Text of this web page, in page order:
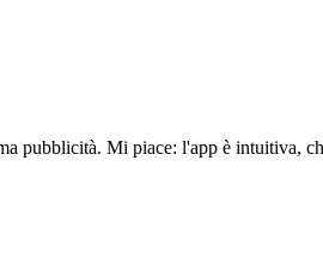
pubblicità. Mi piace: l'app è intuitiva,